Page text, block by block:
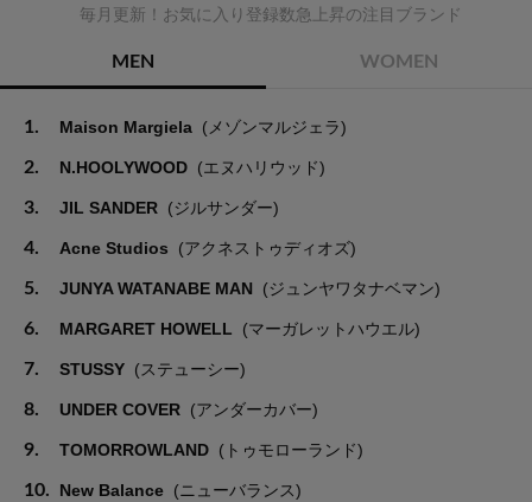
毎月更新！お気に入り登録数急上昇の注目ブランド
MEN WOMEN
1. Maison Margiela (メゾンマルジェラ)
2. N.HOOLYWOOD (エヌハリウッド)
3. JIL SANDER (ジルサンダー)
4. Acne Studios (アクネストゥディオズ)
5. JUNYA WATANABE MAN (ジュンヤワタナベマン)
6. MARGARET HOWELL (マーガレットハウエル)
7. STUSSY (ステューシー)
8. UNDER COVER (アンダーカバー)
9. TOMORROWLAND (トゥモローランド)
10. New Balance (ニューバランス)